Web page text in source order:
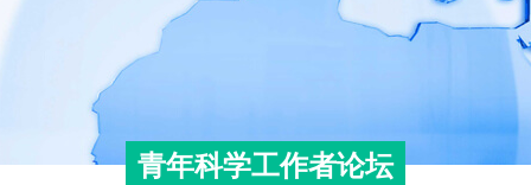
青年科学工作者论坛